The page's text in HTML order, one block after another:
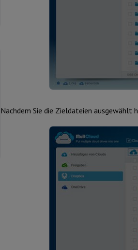
Nachdem Sie die Zieldateien ausgewählt